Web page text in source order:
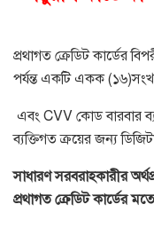
প্রথাগত ক্রেডিট কার্ডের
পর্যন্ত একটি একক
এবং CVV কোড বারবার
ব্যক্তিগত ক্রয়ের জন্য
সাধারণ সরবরাহকারীর
প্রথাগত ক্রেডিট কার্ডের